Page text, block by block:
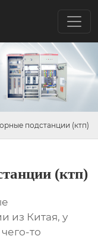
подстанции (ктп)
(ктп)
из Китая, у
то